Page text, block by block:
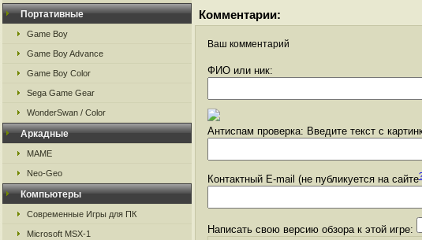
Портативные
Game Boy
Game Boy Advance
Game Boy Color
Sega Game Gear
WonderSwan / Color
Аркадные
MAME
Neo-Geo
Компьютеры
Современные Игры для ПК
Microsoft MSX-1
Комментарии:
Ваш комментарий
ФИО или ник:
Антиспам проверка: Введите текст с
Контактный E-mail (не публикуется на сайте
Написать свою версию обзора к этой игре: